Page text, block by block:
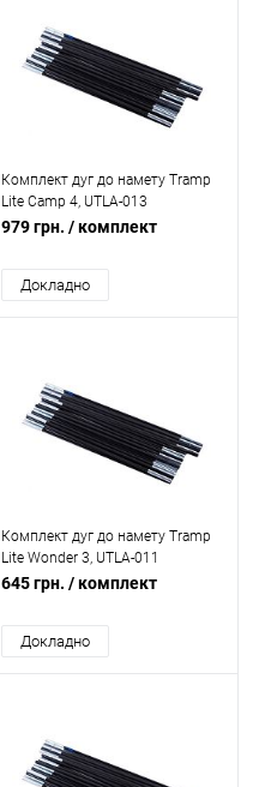
Комплект дуг до намету Tramp
Lite Camp 4, UTLA-013
979 грн. / комплект
Докладно
Комплект дуг до намету Tramp
Lite Wonder 3, UTLA-011
645 грн. / комплект
Докладно